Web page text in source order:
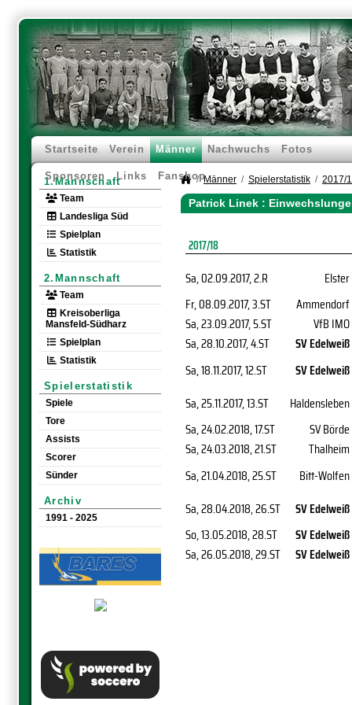
Startseite Verein Männer Nachwuchs Fotos
Sponsoren Links Fanshop
1.Mannschaft
Team
Landesliga Süd
Spielplan
Statistik
2.Mannschaft
Team
Kreisoberliga
Mansfeld-Südharz
Spielplan
Statistik
Spielerstatistik
Spiele
Tore
Assists
Scorer
Sünder
Archiv
1991 - 2025
Männer Spielerstatistik 2017/
Patrick Linek :
2017/18
Sa, 02.09.2017, 2.R
Elster
Fr, 08.09.2017, 3.ST
Ammendorf
Sa, 23.09.2017, 5.ST
VfB IMO
Sa, 28.10.2017, 4.ST
SV Edelweiß
Sa, 18.11.2017, 12.ST
SV Edelweiß
Sa, 25.11.2017, 13.ST
Haldensleben
Sa, 24.02.2018, 17.ST
SV Börde
Sa, 24.03.2018, 21.ST
Thalheim
Sa, 21.04.2018, 25.ST
Bitt-Wolfen
Sa, 28.04.2018, 26.ST
SV Edelweiß
So, 13.05.2018, 28.ST
SV Edelweiß
Sa, 26.05.2018, 29.ST SV Edelweiß